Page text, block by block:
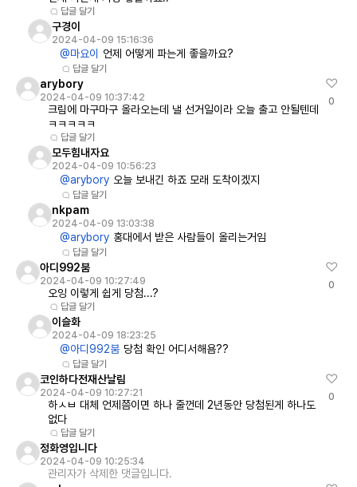
답글 달기
구경이
2024-04-09 15:16:36
@마요이 언제 어떻게 파는게 좋을까요?
답글 달기
arybory
2024-04-09 10:37:42
크림에 마구마구 올라오는데 낼 선거일이라 오늘 출고 안될텐데
ㅋㅋㅋㅋㅋ
답글 달기
0
모두힘내자요
2024-04-09 10:56:23
@arybory 오늘 보내긴 하죠 모래 도착이겠지
답글 달기
nkpam
2024-04-09 13:03:38
@arybory 홍대에서 받은 사람들이 올리는거임
답글 달기
아디992붐
2024-04-09 10:27:49
오잉 이렇게 쉽게 당첨...?
답글 달기
0
이슬화
2024-04-09 18:23:25
@아디992붐 당첨 확인 어디서해욤??
답글 달기
코인하다전재산날림
2024-04-09 10:27:21
하ㅅㅂ 대체 언제쯤이면 하나 줄껀데 2년동안 당첨된게 하나도
없다
답글 달기
0
정화영입니다
2024-04-09 10:25:34
관리자가 삭제한 댓글입니다.